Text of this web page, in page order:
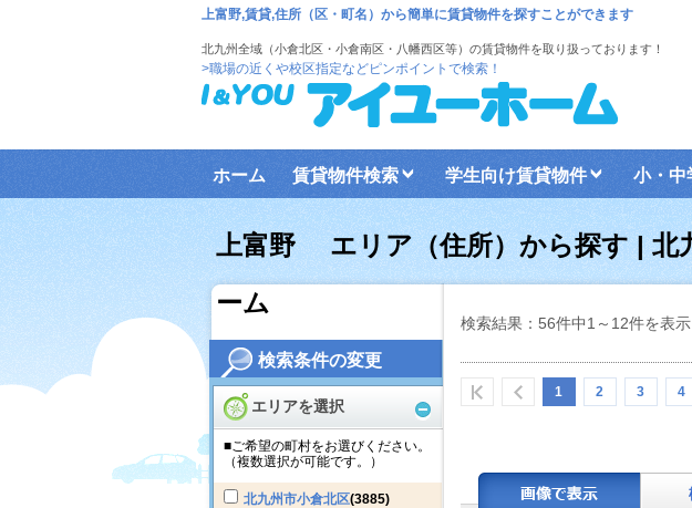
検索条件の変更
エリアを選択
■ご希望の町村をお選びください。
（複数選択が可能です。）
北九州市小倉北区(3885)
上富野,賃貸,住所（区・町名）から簡単に賃貸物件を探すことができます
北九州全域（小倉北区・小倉南区・八幡西区等）の賃貸物件を取り扱っております！
>職場の近くや校区指定などピンポイントで検索！
ホーム 賃貸物件検索 学生向け賃貸物件 小・中
上富野 エリア（住所）から探す | 北
ーム
検索結果：56件中1～12件を表
1 2 3 4